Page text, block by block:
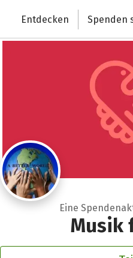
Deutschlands größte
Entdecken Spenden
Eine
Musik